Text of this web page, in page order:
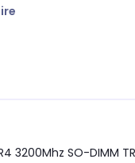
3200Mhz SO-DIMM